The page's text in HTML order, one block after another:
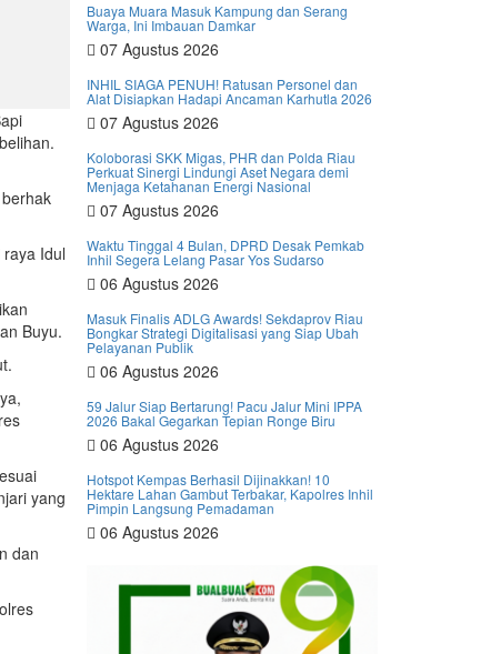
Idul
Buyu.
yang
dan
Buaya Muara Masuk Kampung dan Serang
Warga, Ini Imbauan Damkar
07 Agustus 2026
INHIL SIAGA PENUH! Ratusan Personel dan
Alat Disiapkan Hadapi Ancaman Karhutla 2026
07 Agustus 2026
Koloborasi SKK Migas, PHR dan Polda Riau
Perkuat Sinergi Lindungi Aset Negara demi
Menjaga Ketahanan Energi Nasional
07 Agustus 2026
Waktu Tinggal 4 Bulan, DPRD Desak Pemkab
Inhil Segera Lelang Pasar Yos Sudarso
06 Agustus 2026
Masuk Finalis ADLG Awards! Sekdaprov Riau
Bongkar Strategi Digitalisasi yang Siap Ubah
Pelayanan Publik
06 Agustus 2026
59 Jalur Siap Bertarung! Pacu Jalur Mini IPPA
2026 Bakal Gegarkan Tepian Ronge Biru
06 Agustus 2026
Hotspot Kempas Berhasil Dijinakkan! 10
Hektare Lahan Gambut Terbakar, Kapolres Inhil
Pimpin Langsung Pemadaman
06 Agustus 2026